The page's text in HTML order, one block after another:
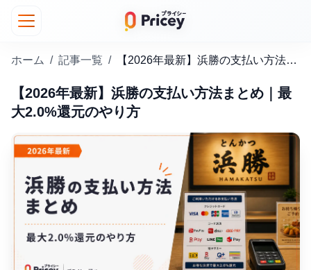
ホーム / 記事一覧 / 【2026年最新】浜勝の支払い方法まとめ｜最大2.0%還元のやり方
【2026年最新】浜勝の支払い方法まとめ｜最
大2.0%還元のやり方